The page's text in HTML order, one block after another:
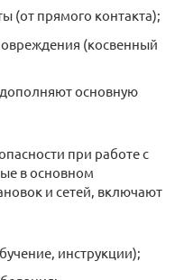
(от прямого контакта);
(косвенный
основную
при работе с
в основном
и сетей, включают
инструкции);